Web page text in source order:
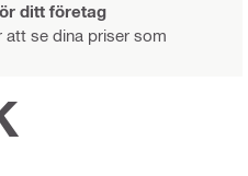
ditt företag
att se dina priser som